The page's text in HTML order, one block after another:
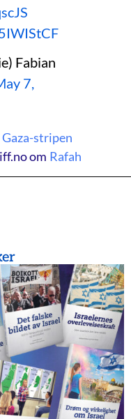
Fabian
7,
Gaza-stripen
om Rafah